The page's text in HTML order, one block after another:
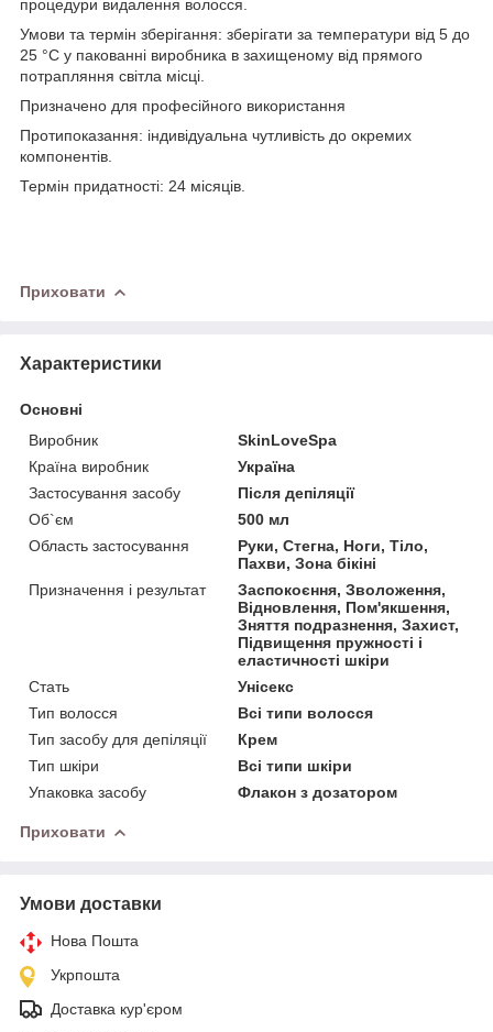
процедури видалення волосся.
Умови та термін зберігання: зберігати за температури від 5 до
25 °C у пакованні виробника в захищеному від прямого
потрапляння світла місці.
Призначено для професійного використання
Протипоказання: індивідуальна чутливість до окремих
компонентів.
Термін придатності: 24 місяців.
Приховати
Характеристики
Основні
Виробник
SkinLoveSpa
Країна виробник
Україна
Застосування засобу
Після депіляції
Об`єм
500 мл
Область застосування
Руки, Стегна, Ноги, Тіло,
Пахви, Зона бікіні
Призначення і результат
Заспокоєння, Зволоження,
Відновлення, Пом'якшення,
Зняття подразнення, Захист,
Підвищення пружності і
еластичності шкіри
Стать
Унісекс
Тип волосся
Всі типи волосся
Тип засобу для депіляції
Крем
Тип шкіри
Всі типи шкіри
Упаковка засобу
Флакон з дозатором
Приховати
Умови доставки
Нова Пошта
Укрпошта
Доставка кур'єром